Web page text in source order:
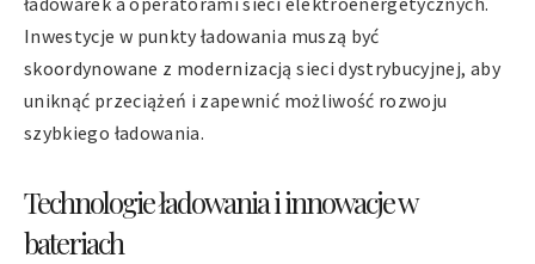
Inwestycje w punkty ładowania muszą być
skoordynowane z modernizacją sieci dystrybucyjnej, aby
uniknąć przeciążeń i zapewnić możliwość rozwoju
szybkiego ładowania.
Technologie ładowania i innowacje w
bateriach